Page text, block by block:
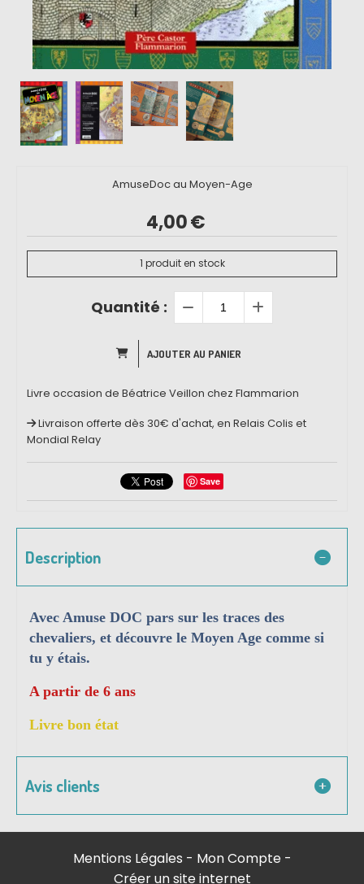
AmuseDoc au Moyen-Age
4,00€
1 produit en stock
Quantité :
AJOUTER AU PANIER
Livre occasion de Béatrice Veillon chez Flammarion
Livraison offerte dès 30€ d'achat, en Relais Colis et
Mondial Relay
Save
Description
Avec Amuse DOC pars sur les traces des
chevaliers, et découvre le Moyen Age comme si
tu y étais.
A partir de 6 ans
Livre bon état
Avis clients
Mentions Légales
Mon Compte
Créer un site internet